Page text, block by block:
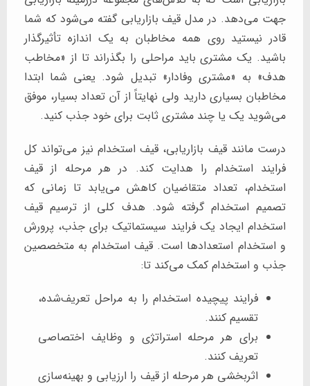
جهت می‌دهد. در مدل قیف بازاریابی گفته می‌شود که شما
قادر نیستید روی همه مخاطبان به یک اندازه تأثیرگذار
باشید. یک مشتری باید مراحلی را بگذراند تا از «مخاطب
هدف» به «مشتری وفادار» تبدیل شود. یعنی شما ابتدا
مخاطبان بسیاری دارید ولی نهایتاً از آن تعداد بسیار، موفق
می‌شوید یک یا چند مشتری ثابت برای خود جذب کنید.
درست مانند قیف بازاریابی، قیف استخدام نیز می‌تواند کل
فرایند استخدام را هدایت کند. در هر مرحله از قیف
استخدام، تعداد متقاضیان کاهش می‌یابد تا زمانی که
تصمیم استخدام گرفته شود. هدف کلی از ترسیم قیف
استخدام ایجاد یک فرایند سیستماتیک برای جذب، پرورش
و استخدام استعدادها است. قیف استخدام به متخصصین
جذب و استخدام کمک می‌کند تا:
فرایند پیچیده استخدام را به مراحل تعریف‌شده،
تقسیم کنند.
برای هر مرحله استراتژی و وظایف اختصاصی
تعریف کنند.
اثربخشی هر مرحله از قیف را ارزیابی و بهینه‌سازی